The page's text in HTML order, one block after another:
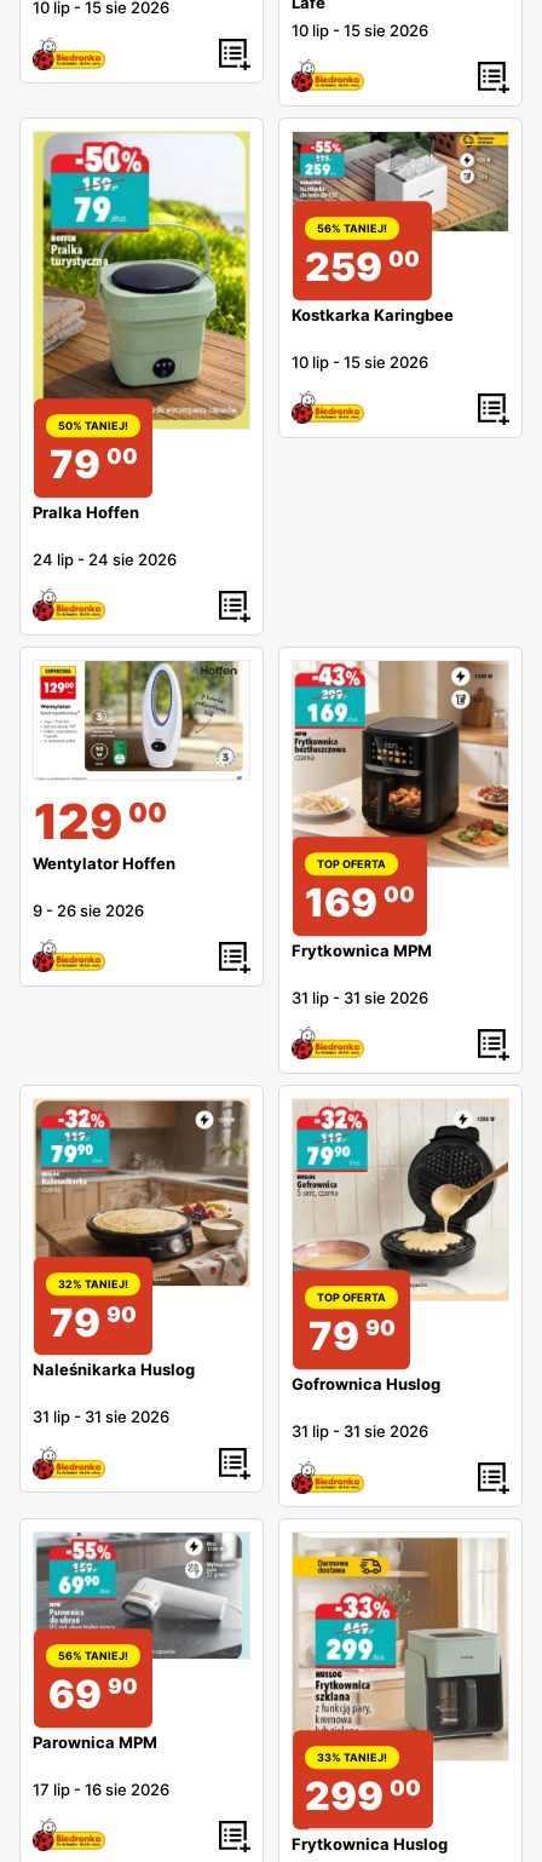
10 lip -15 sie 2026
10 lip -15 sie 2026
50% TANIEJ!
79 00
Pralka Hoffen
24 lip - 24 sie 2026
56% TANIEJ!
259 00
Kostkarka Karingbee
10 lip -15 sie 2026
129 00
Wentylator Hoffen
9 - 26 sie 2026
TOP OFERTA
169 00
Frytkownica MPM
31 lip - 31 sie 2026
32% TANIEJ!
79 90
Naleśnikarka Huslog
31 lip - 31 sie 2026
TOP OFERTA
79 90
Gofrownica Huslog
31 lip - 31 sie 2026
56% TANIEJ!
69 90
Parownica MPM
17 lip -16 sie 2026
33% TANIEJ!
299 00
Frytkownica Huslog